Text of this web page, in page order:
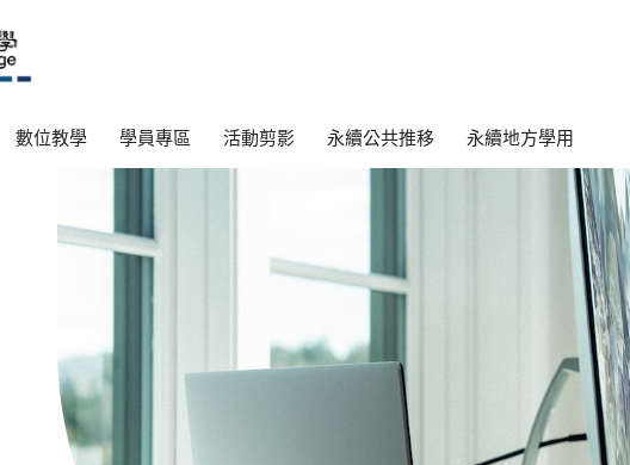
數位教學 學員專區 活動剪影 永續公共推移 永續地方學用